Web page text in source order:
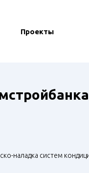
Проекты
наладка систем